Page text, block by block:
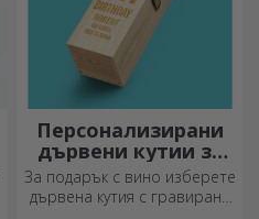
Персонализирани
дървени кутии за
вино
За подарък с вино изберете
дървена кутия с гравирани